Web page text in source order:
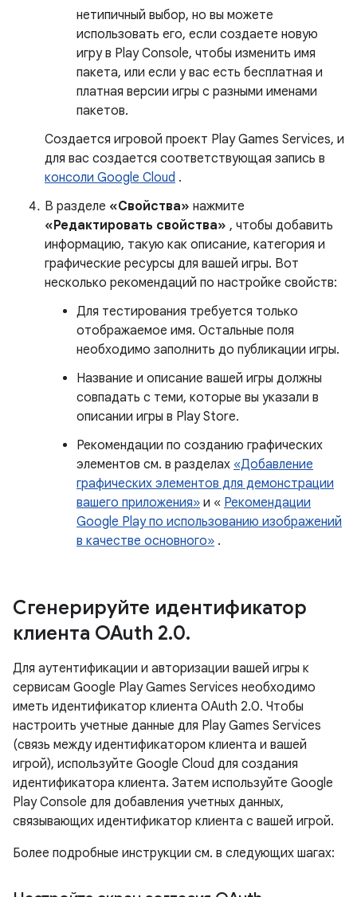
нетипичный выбор, но вы можете
использовать его, если создаете новую
игру в Play Console, чтобы изменить имя
пакета, или если у вас есть бесплатная и
платная версии игры с разными именами
пакетов.
Создается игровой проект Play Games Services, и
для вас создается соответствующая запись в
консоли Google Cloud .
В разделе «Свойства» нажмите
«Редактировать свойства» , чтобы добавить
информацию, такую ​​как описание, категория и
графические ресурсы для вашей игры. Вот
несколько рекомендаций по настройке свойств:
Для тестирования требуется только
отображаемое имя. Остальные поля
необходимо заполнить до публикации игры.
Название и описание вашей игры должны
совпадать с теми, которые вы указали в
описании игры в Play Store.
Рекомендации по созданию графических
элементов см. в разделах «Добавление
графических элементов для демонстрации
вашего приложения» и « Рекомендации
Google Play по использованию изображений
в качестве основного» .
Сгенерируйте идентификатор
клиента OAuth 2.0.
Для аутентификации и авторизации вашей игры к
сервисам Google Play Games Services необходимо
иметь идентификатор клиента OAuth 2.0. Чтобы
настроить учетные данные для Play Games Services
(связь между идентификатором клиента и вашей
игрой), используйте Google Cloud для создания
идентификатора клиента. Затем используйте Google
Play Console для добавления учетных данных,
связывающих идентификатор клиента с вашей игрой.
Более подробные инструкции см. в следующих шагах: